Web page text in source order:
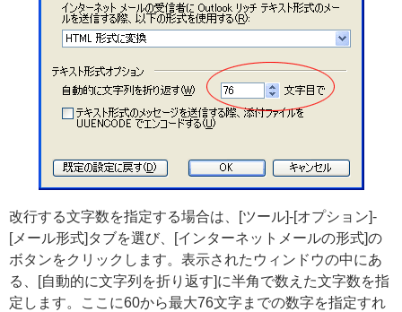
改行する文字数を指定する場合は、[ツール]-[オプション]-
[メール形式]タブを選び、[インターネットメールの形式]の
ボタンをクリックします。表示されたウィンドウの中にあ
る、[自動的に文字列を折り返す]に半角で数えた文字数を指
定します。ここに60から最大76文字までの数字を指定すれ